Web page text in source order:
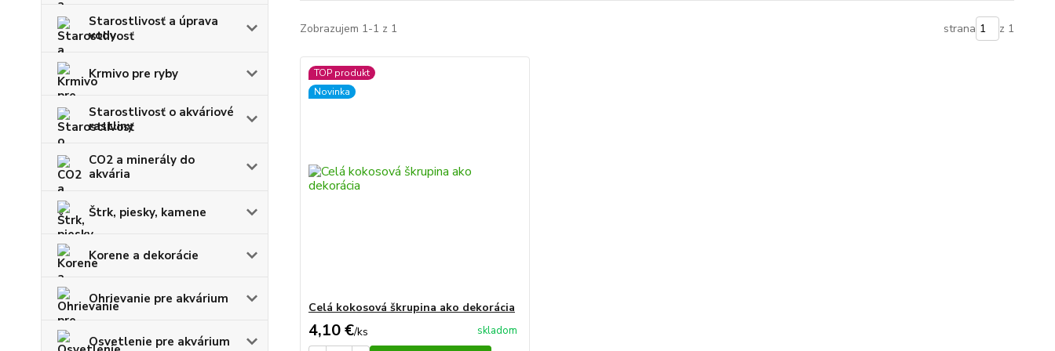
Starostlivosť a úprava
vody
Krmivo pre ryby
Starostlivosť o akváriové
rastliny
CO2 a minerály do
akvária
Štrk, piesky, kamene
Korene a dekorácie
Ohrievanie pre akvárium
Osvetlenie pre akvárium
Zobrazujem 1-1 z 1 strana z 1
TOP produkt
Novinka
Celá kokosová škrupina ako dekorácia
4,10 €/ks skladom